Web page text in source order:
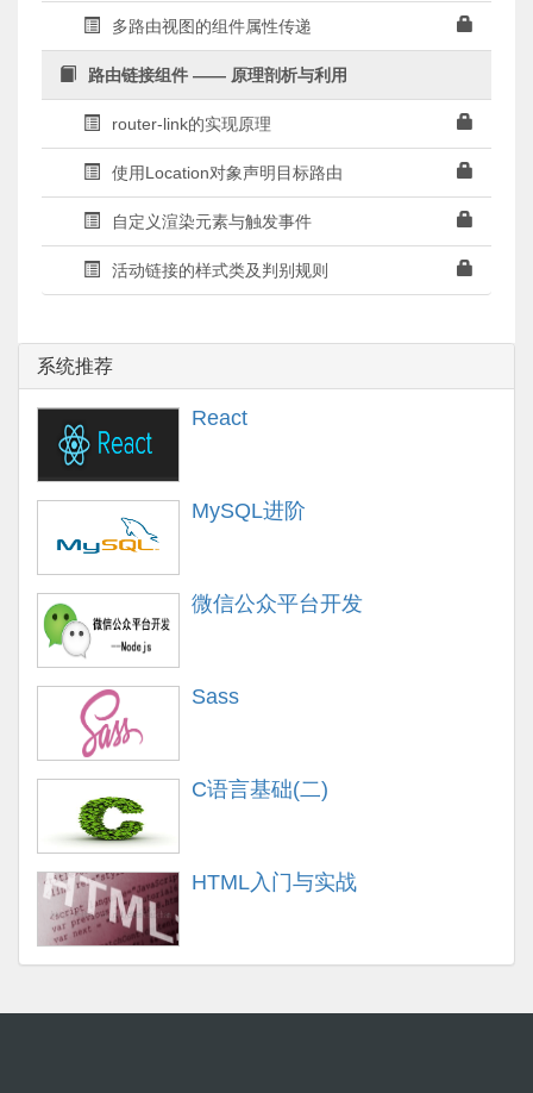
多路由视图的组件属性传递
路由链接组件 —— 原理剖析与利用
router-link的实现原理
使用Location对象声明目标路由
自定义渲染元素与触发事件
活动链接的样式类及判别规则
系统推荐
React
MySQL进阶
微信公众平台开发
Sass
C语言基础(二)
HTML入门与实战